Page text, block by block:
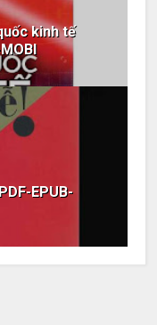
kinh tế
EPUB-